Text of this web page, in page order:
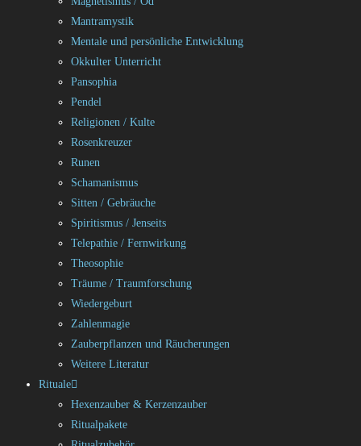
Mantramystik
Mentale und persönliche Entwicklung
Okkulter Unterricht
Pansophia
Pendel
Religionen / Kulte
Rosenkreuzer
Runen
Schamanismus
Sitten / Gebräuche
Spiritismus / Jenseits
Telepathie / Fernwirkung
Theosophie
Träume / Traumforschung
Wiedergeburt
Zahlenmagie
Zauberpflanzen und Räucherungen
Weitere Literatur
Rituale
Hexenzauber & Kerzenzauber
Ritualpakete